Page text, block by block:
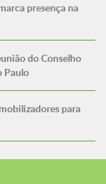
presença na
do Conselho
Paulo
para